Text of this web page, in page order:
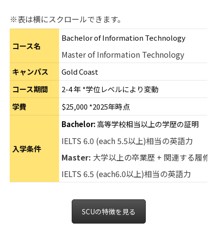
※表は横にスクロールできます。
コース名
Bachelor of Information Technology
Master of Information Technology
キャンパス
Gold Coast
コース期間
2-4 年 *学位レベルにより変動
学費
$25,000 *2025年時点
入学条件
Bachelor:高等学校相当以上の学歴の証明
IELTS 6.0 (each 5.5以上)相当の英語力
Master: 大学以上の卒業歴 + 関連する履修
IELTS 6.5 (each6.0以上)相当の英語力
SCUの特徴を見る